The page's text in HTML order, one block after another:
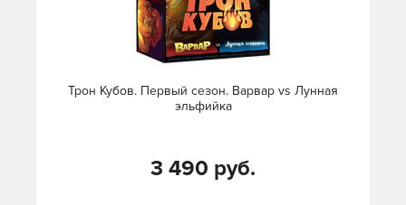
Трон Кубов. Первый сезон. Варвар vs Лунная
эльфийка
3 490 руб.